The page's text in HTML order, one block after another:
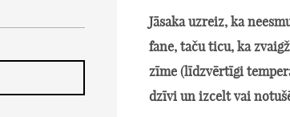
Jāsaka uzreiz, ka
fane, taču ticu, ka
zīme (līdzvērtīgi
dzīvi un izcelt vai